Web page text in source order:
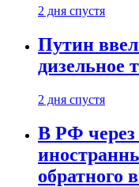
2 дня спустя
Путин
дизельное
2 дня спустя
В РФ через
обратного